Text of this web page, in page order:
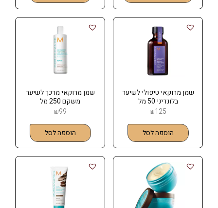
שמן מרוקאי טיפולי לשיער
בלונדיני 50 מל
MOROCCANOIL
₪125
הוספה לסל
שמן מרוקאי מרכך לשיער
משקם 250 מל
MOROCCANOIL
₪99
הוספה לסל